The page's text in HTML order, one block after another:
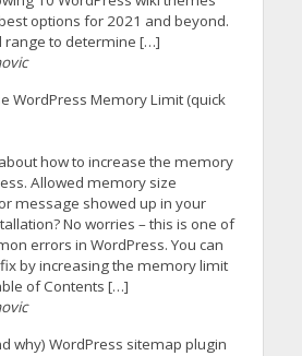
options for 2021 and beyond.
range to determine […]
WordPress Memory Limit (quick
how to increase the memory
Allowed memory size
message showed up in your
No worries – this is one of
errors in WordPress. You can
by increasing the memory limit
of Contents […]
why) WordPress sitemap plugin